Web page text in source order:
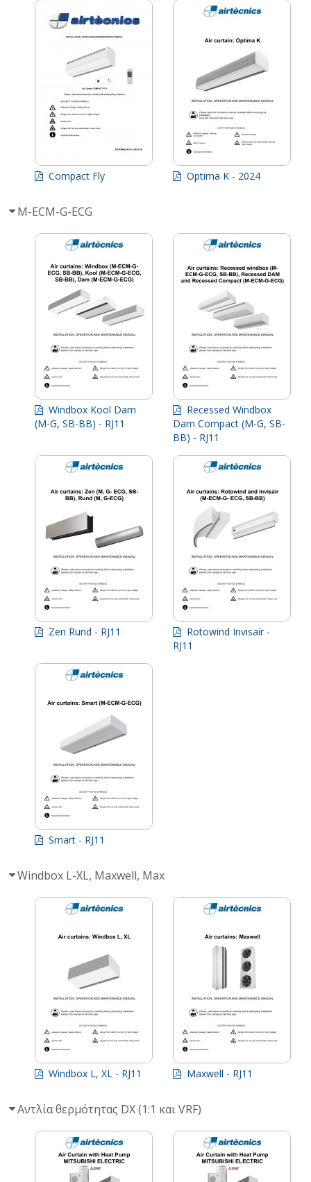
Compact Fly Optima K - 2024
M-ECM-G-ECG
Windbox Kool Dam
(M-G, SB-BB) - RJ11
Recessed Windbox
Dam Compact (M-G, SB-
BB) - RJ11
Zen Rund - RJ11
Rotowind Invisair -
RJ11
Smart - RJ11
Windbox L-XL, Maxwell, Max
Windbox L, XL - RJ11 Maxwell - RJ11
Αντλία θερμότητας DX (1:1 και VRF)